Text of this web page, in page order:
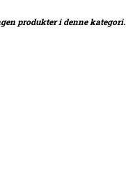
produkter i denne kategori.